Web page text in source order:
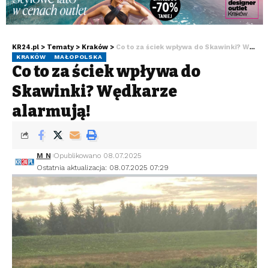
KR24.pl > Tematy > Kraków > Co to za ściek wpływa do Skawinki? Wędkarze alarmują!
KRAKÓW MAŁOPOLSKA
Co to za ściek wpływa do
Skawinki? Wędkarze
alarmują!
Ostatnia aktualizacja: 08.07.2025 07:29
M N Opublikowano 08.07.2025